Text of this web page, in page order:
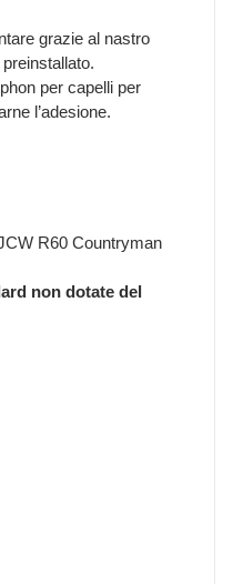
grazie al nastro
per capelli per
l’adesione.
R60 Countryman
non dotate del